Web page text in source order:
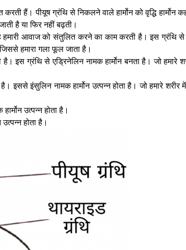
करती हैं। पीयूष ग्रंथि से निकलने वाले हार्मोन को वृद्धि
है या फिर नहीं बढ़ती।
हमारी आवाज को संतुलित करने का काम करती है। इस ग्रंथि
हमारा गला फूल जाता है।
इस ग्रंथि से एड्रिनेलिन नामक हार्मोन बनता है। जो
है। इससे इंसुलिन नामक हार्मोन उत्पन्न होता है। जो हमारे
उत्पन्न होता है।
होता है।